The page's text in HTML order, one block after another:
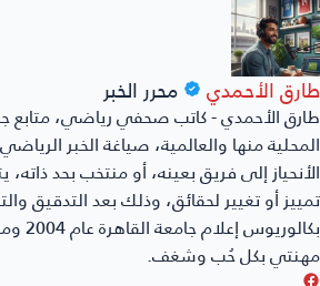
طارق الأحمدي محرر الخبر
طارق الأحمدي - كاتب صحفي رياضي، متابع
المحلية منها والعالمية، صياغة الخبر
الأنحياز إلى فريق بعينه، أو منتخب بحد
تمييز أو تغيير لحقائق، وذلك بعد التدقيق
مهنتي بكل حُب وشغف.